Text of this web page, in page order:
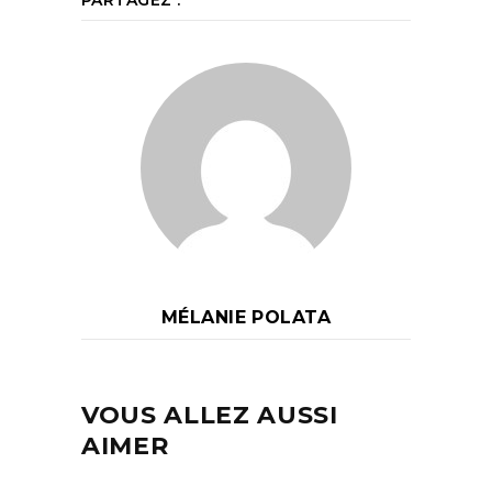
MÉLANIE POLATA
VOUS ALLEZ AUSSI
AIMER